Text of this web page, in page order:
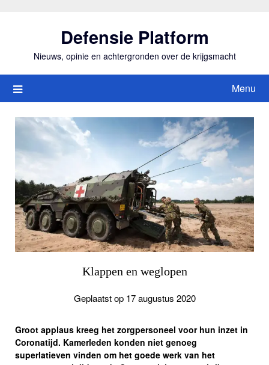
Defensie Platform
Nieuws, opinie en achtergronden over de krijgsmacht
Menu
Klappen en weglopen
Geplaatst op 17 augustus 2020
Groot applaus kreeg het zorgpersoneel voor hun inzet in
Coronatijd. Kamerleden konden niet genoeg
superlatieven vinden om het goede werk van het